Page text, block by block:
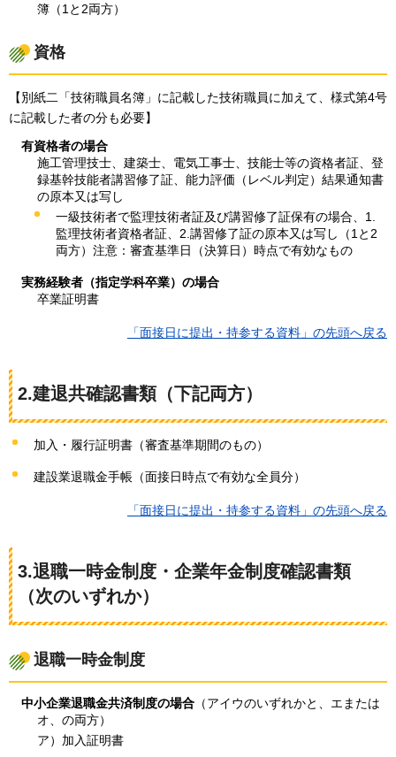
簿（1と2両方）
資格
【別紙二「技術職員名簿」に記載した技術職員に加えて、様式第4号
に記載した者の分も必要】
有資格者の場合
施工管理技士、建築士、電気工事士、技能士等の資格者証、登
録基幹技能者講習修了証、能力評価（レベル判定）結果通知書
の原本又は写し
一級技術者で監理技術者証及び講習修了証保有の場合、1.
監理技術者資格者証、2.講習修了証の原本又は写し（1と2
両方）注意：審査基準日（決算日）時点で有効なもの
実務経験者（指定学科卒業）の場合
卒業証明書
「面接日に提出・持参する資料」の先頭へ戻る
2.建退共確認書類（下記両方）
加入・履行証明書（審査基準期間のもの）
建設業退職金手帳（面接日時点で有効な全員分）
「面接日に提出・持参する資料」の先頭へ戻る
3.退職一時金制度・企業年金制度確認書類
（次のいずれか）
退職一時金制度
中小企業退職金共済制度の場合（アイウのいずれかと、エまたは
オ、の両方）
ア）加入証明書